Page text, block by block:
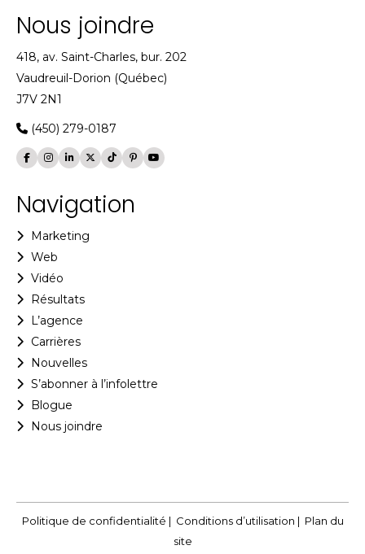
Nous joindre
418, av. Saint-Charles, bur. 202
Vaudreuil-Dorion (Québec)
J7V 2N1
(450) 279-0187
Navigation
Marketing
Web
Vidéo
Résultats
L’agence
Carrières
Nouvelles
S’abonner à l’infolettre
Blogue
Nous joindre
Politique de confidentialité | Conditions d’utilisation | Plan du
site